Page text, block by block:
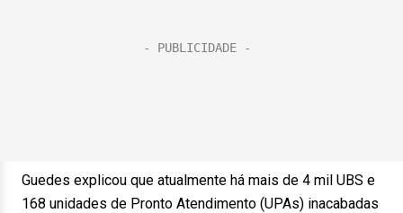
Guedes explicou que atualmente há mais de 4 mil UBS e
168 unidades de Pronto Atendimento (UPAs) inacabadas